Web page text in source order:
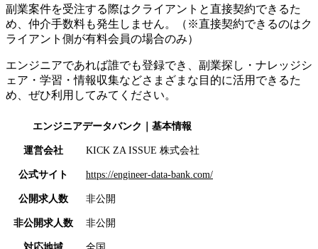
副業案件を受注する際はクライアントと直接契約できるた
め、仲介手数料も発生しません。（※直接契約できるのはク
ライアント側が有料会員の場合のみ）
エンジニアであれば誰でも登録でき、副業探し・ナレッジシ
ェア・学習・情報収集などさまざまな目的に活用できるた
め、ぜひ利用してみてください。
エンジニアデータバンク ｜基本情報
運営会社 KICK ZA ISSUE 株式会社
公式サイト https://engineer-data-bank.com/
公開求人数 非公開
非公開求人数 非公開